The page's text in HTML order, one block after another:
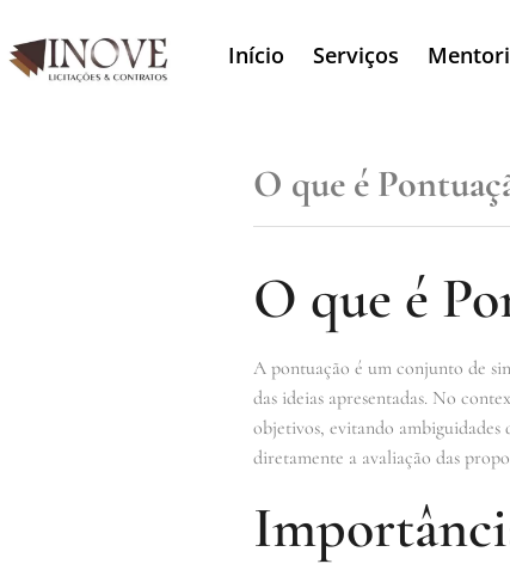
Início Serviços
O que é
O que é
A pontuação é um conjunto de
das ideias apresentadas. No
objetivos, evitando
diretamente a avaliação das